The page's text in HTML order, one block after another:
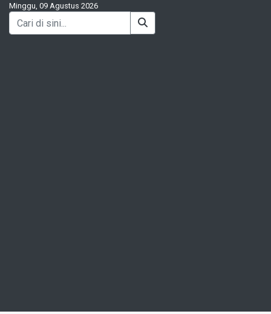
Minggu, 09 Agustus 2026